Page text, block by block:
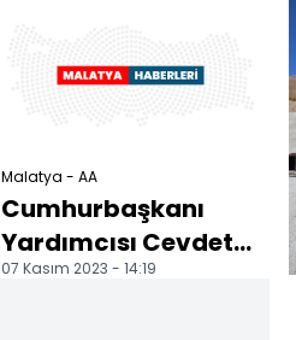
Malatya - AA
Cumhurbaşkanı
Yardımcısı Cevdet
Yılmaz, Malatya'da
07 Kasım 2023 - 14:19